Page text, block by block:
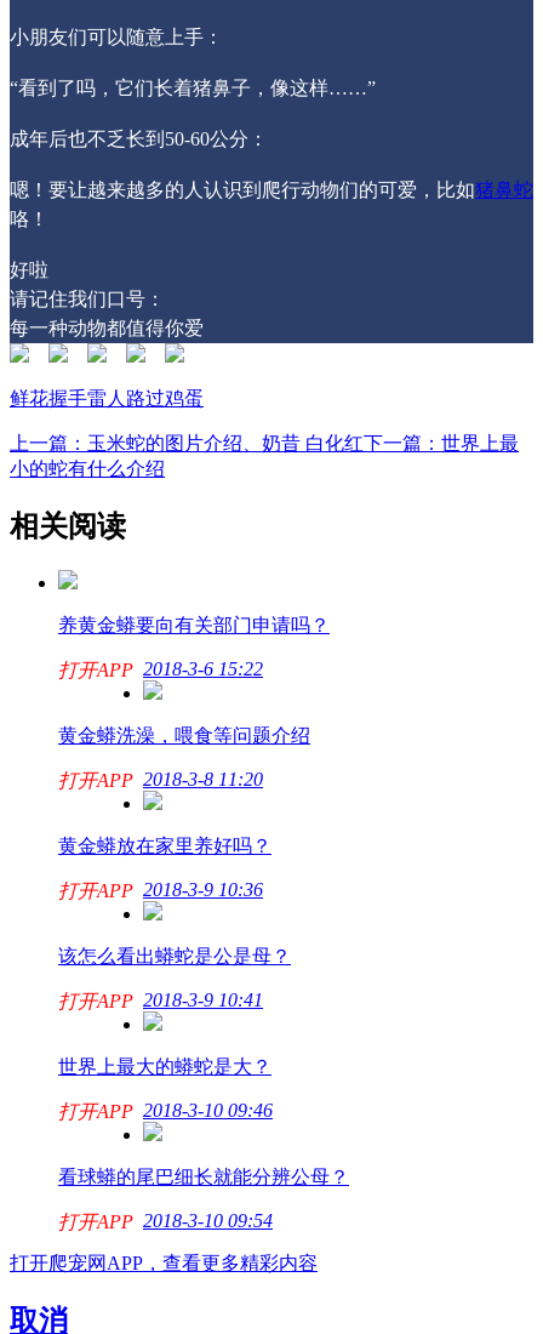
小朋友们可以随意上手：
“看到了吗，它们长着猪鼻子，像这样……”
成年后也不乏长到50-60公分：
嗯！要让越来越多的人认识到爬行动物们的可爱，比如猪鼻蛇
咯！
好啦
请记住我们口号：
每一种动物都值得你爱
鲜花握手雷人 路过鸡蛋
上一篇：玉米蛇的图片介绍、奶昔 白化红下一篇：世界上最
小的蛇有什么介绍
相关阅读
养黄金蟒要向有关部门申请吗？
2018-3-6 15:22
打开APP
黄金蟒洗澡，喂食等问题介绍
2018-3-8 11:20
打开APP
黄金蟒放在家里养好吗？
2018-3-9 10:36
打开APP
该怎么看出蟒蛇是公是母？
2018-3-9 10:41
打开APP
世界上最大的蟒蛇是大？
2018-3-10 09:46
打开APP
看球蟒的尾巴细长就能分辨公母？
2018-3-10 09:54
打开APP
打开爬宠网APP，查看更多精彩内容
取消